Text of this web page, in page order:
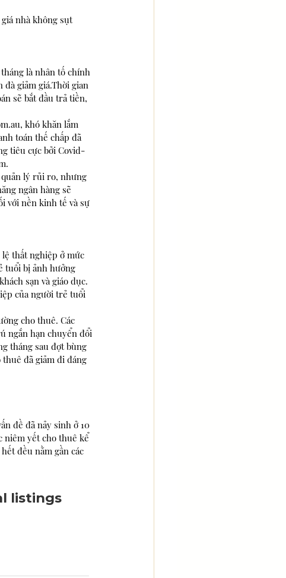
nhà không sụt
là nhân tố chính
giảm giá.Thời gian
sẽ bắt đầu trả tiền,
khó khăn lắm
toán thế chấp đã
tiêu cực bởi Covid-
quản lý rủi ro, nhưng
ngân hàng sẽ
với nền kinh tế và sự
thất nghiệp ở mức
tuổi bị ảnh hưởng
sạn và giáo dục.
của người trẻ tuổi
cho thuê. Các
ngắn hạn chuyển đổi
tháng sau đợt bùng
đã giảm đi đáng
đề đã nảy sinh ở 10
niêm yết cho thuê kể
đều nằm gần các